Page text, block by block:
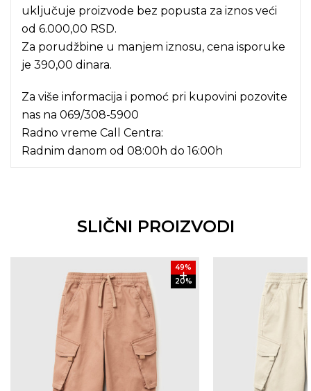
uključuje proizvode bez popusta za iznos veći
od 6.000,00 RSD.
Za porudžbine u manjem iznosu, cena isporuke
je 390,00 dinara.
Za više informacija i pomoć pri kupovini pozovite
nas na 069/308-5900
Radno vreme Call Centra:
Radnim danom od 08:00h do 16:00h
SLIČNI PROIZVODI
49%
20%